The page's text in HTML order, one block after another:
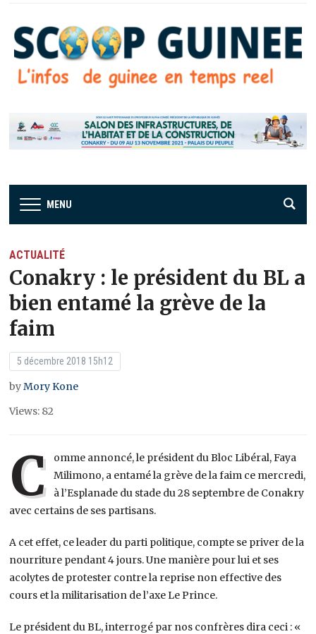
MENU
ACTUALITÉ
Conakry : le président du BL a
bien entamé la grève de la
faim
5 décembre 2018 15h12
byMory Kone
Views: 82
C
omme annoncé, le président du Bloc Libéral, Faya
Milimono, a entamé la grève de la faim ce mercredi,
à l’Esplanade du stade du 28 septembre de Conakry
avec certains de ses partisans.
A cet effet, ce leader du parti politique, compte se priver de la
nourriture pendant 4 jours. Une manière pour lui et ses
acolytes de protester contre la reprise non effective des
cours et la militarisation de l’axe Le Prince.
Le président du BL, interrogé par nos confrères dira ceci : «